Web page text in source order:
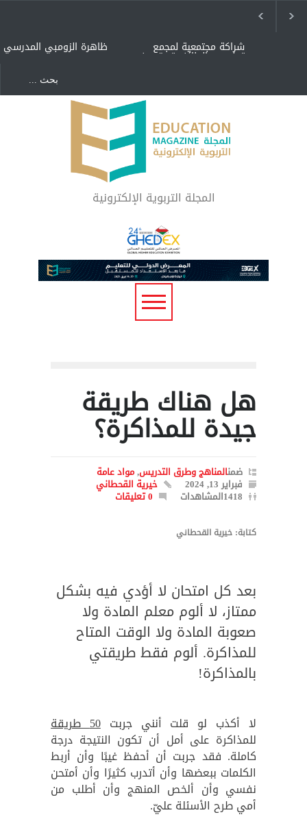
ظاهرة الزومبي المدرسي شراكة مجتمعية لمجمع
تعليمي بالطائف تستهدف
"كنت أنضرب ومافيني إلا
العافية" هل هذا مبرر
لاستمرار أسلوب التربية
المتوارث؟
لماذا تعد برامج توعية الأطفال
بخصوصية الجسد وقاية لا
فضول؟
المجلة التربوية الإلكترونية
هل هناك طريقة
جيدة للمذاكرة؟
ضمنالمناهج وطرق التدريس,مواد عامة
فبراير 13, 2024 خيرية القحطاني
1418المشاهدات 0 تعليقات
كتابة: خيرية القحطاني
بعد كل امتحان لا أؤدي فيه بشكل
ممتاز، لا ألوم معلم المادة ولا
صعوبة المادة ولا الوقت المتاح
للمذاكرة. ألوم فقط طريقتي
بالمذاكرة!
لا أكذب لو قلت أنني جربت50 طريقة
للمذاكرة على أمل أن تكون النتيجة درجة
كاملة. فقد جربت أن أحفظ غيبًا وأن أربط
الكلمات ببعضها وأن أتدرب كثيرًا وأن أمتحن
نفسي وأن ألخص المنهج وأن أطلب من
أمي طرح الأسئلة عليّ.